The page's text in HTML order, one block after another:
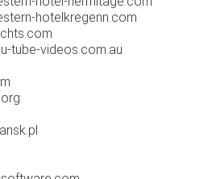
hotelkregenn.com
tube-videos.com.au